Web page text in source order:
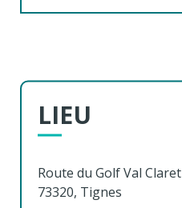
LIEU
Route du GolfVal Claret
73320, Tignes